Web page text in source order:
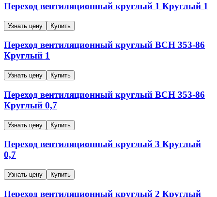
Переход вентиляционный круглый 1 Круглый 1
Узнать цену Купить
Переход вентиляционный круглый ВСН 353-86
Круглый 1
Узнать цену Купить
Переход вентиляционный круглый ВСН 353-86
Круглый 0,7
Узнать цену Купить
Переход вентиляционный круглый 3 Круглый
0,7
Узнать цену Купить
Переход вентиляционный круглый 2 Круглый